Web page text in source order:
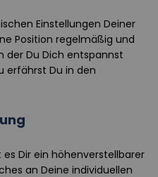
Einstellungen Deiner
Position regelmäßig und
der Du Dich entspannst
erfährst Du in den
Dir ein höhenverstellbarer
an Deine individuellen